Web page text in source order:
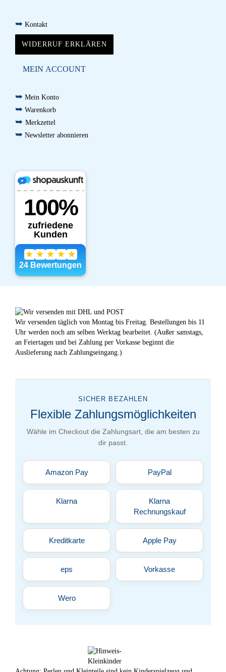
➥ Kontakt
WIDERRUF ERKLÄREN
MEIN ACCOUNT
➥ Mein Konto
➥ Warenkorb
➥ Merkzettel
➥ Newsletter abonnieren
Wir versenden täglich von Montag bis Freitag. Bestellungen bis 11
Uhr werden noch am selben Werktag bearbeitet. (Außer samstags,
an Feiertagen und bei Zahlung per Vorkasse beginnt die
Auslieferung nach Zahlungseingang.)
SICHER BEZAHLEN
Flexible Zahlungsmöglichkeiten
Wähle im Checkout die Zahlungsart, die am besten zu
dir passt.
Amazon Pay PayPal
Klarna
Klarna
Rechnungskauf
Kreditkarte Apple Pay
eps Vorkasse
Wero